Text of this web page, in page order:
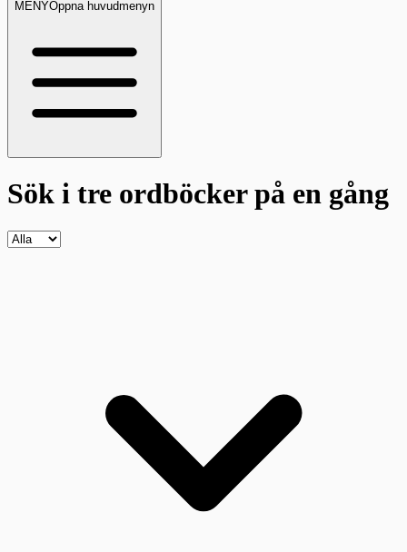
MENYÖppna huvudmenyn
Sök i tre ordböckerpå en gång